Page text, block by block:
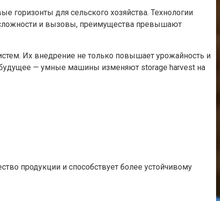
для сельского хозяйства. Технологии
и вызовы, преимущества превышают
Их внедрение не только повышает урожайность и
будущее — умные машины изменяют storage harvest на
продукции и способствует более устойчивому